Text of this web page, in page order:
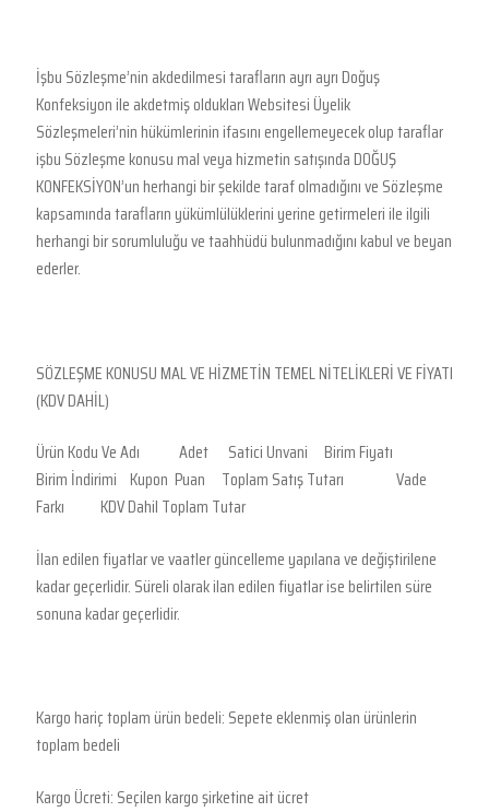
İşbu Sözleşme’nin akdedilmesi tarafların ayrı ayrı Doğuş
Konfeksiyon ile akdetmiş oldukları Websitesi Üyelik
Sözleşmeleri’nin hükümlerinin ifasını engellemeyecek olup taraflar
işbu Sözleşme konusu mal veya hizmetin satışında DOĞUŞ
KONFEKSİYON’un herhangi bir şekilde taraf olmadığını ve Sözleşme
kapsamında tarafların yükümlülüklerini yerine getirmeleri ile ilgili
herhangi bir sorumluluğu ve taahhüdü bulunmadığını kabul ve beyan
ederler.
SÖZLEŞME KONUSU MAL VE HİZMETİN TEMEL NİTELİKLERİ VE FİYATI
(KDV DAHİL)
Ürün Kodu Ve Adı Adet Satici Unvani Birim Fiyatı
Birim İndirimi Kupon Puan Toplam Satış Tutarı Vade
Farkı KDV Dahil Toplam Tutar
İlan edilen fiyatlar ve vaatler güncelleme yapılana ve değiştirilene
kadar geçerlidir. Süreli olarak ilan edilen fiyatlar ise belirtilen süre
sonuna kadar geçerlidir.
Kargo hariç toplam ürün bedeli: Sepete eklenmiş olan ürünlerin
toplam bedeli
Kargo Ücreti: Seçilen kargo şirketine ait ücret